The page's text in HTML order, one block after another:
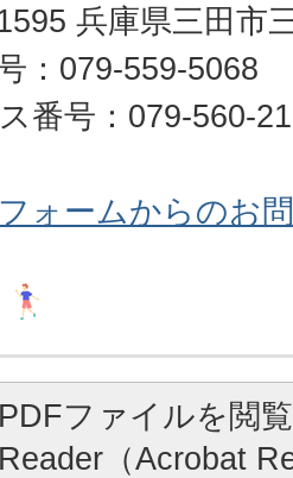
兵庫県三田市
：079-559-5068
番号：079-560-
ォームからのお
PDFファイルを閲
Reader（Acrobat